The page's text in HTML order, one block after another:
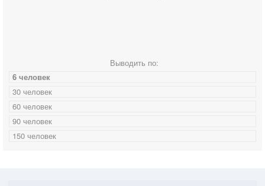
Выводить по:
6 человек
30 человек
60 человек
90 человек
150 человек